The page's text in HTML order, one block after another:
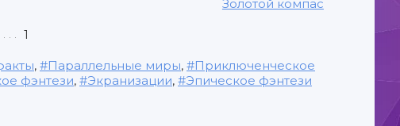
Золотой компас
1
, Параллельные миры,
Приключенческое
фэнтези, Экранизации, Эпическое фэнтези